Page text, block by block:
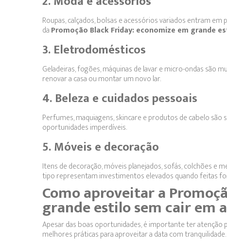
Roupas, calçados, bolsas e acessórios variados entram
daPromoção Black Friday: economize em grande
3. Eletrodomésticos
Geladeiras, fogões, máquinas de lavar e micro-ondas
renovar a casa ou montar um novo lar.
4. Beleza e cuidados pessoais
Perfumes, maquiagens, skincare e produtos de cabelo
oportunidades imperdíveis.
5. Móveis e decoração
Itens de decoração, móveis planejados, sofás, colchões e
tipo representam investimentos elevados quando feitas
Como aproveitar a
grande estilo sem cair em
Apesar das boas oportunidades, é importante ter atenção
melhores práticas para aproveitar a data com tranquilidade.